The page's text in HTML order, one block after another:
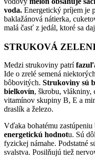
voda. Energetický príjem je
baklažánová nátierka,
malá časť z jedál, ktoré sa
STRUKOVÁ
Medzi strukoviny patrí
Ide o zrelé semená
bôbovitých. Strukoviny sú
bielkovín, škrobu, vlákniny,
vitamínov skupiny B, E a
draslík a železo.
Vďaka bohatému
energetickú hodnotu. Sú
fyzickej námahe. Podstatné
svalstva. Posilňujú tiež